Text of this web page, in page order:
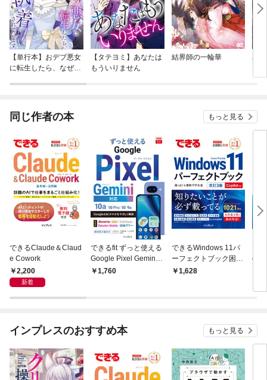
【単行本】おデブ悪女
に転生したら、なぜか
【タテヨミ】あなたは
もういりません
結界師の一輪華
バ
今
同じ作者の本 もっと見る
できるClaude＆Claud
e Cowork
2,200
新着
できるfit ずっと使える
Google Pixel Gemini
対応 10a/10 Pro/10/9a
1,760
できるWindows 11パ
ーフェクトブック困っ
た！＆便利ワザ大全 改
1,628
で
e
インプレスのおすすめ本 もっと見る